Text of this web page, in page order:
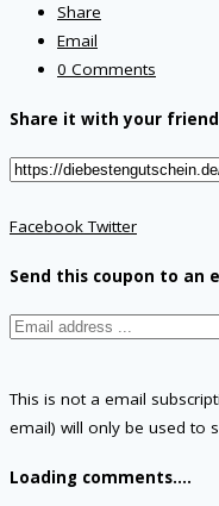
Share
Email
0 Comments
Share it with your
FacebookTwitter
Send this coupon to an
This is not a email
email) will only be used to
Loading comments....